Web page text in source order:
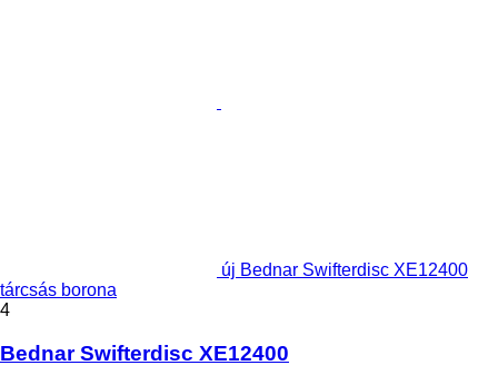
új Bednar Swifterdisc XE12400
tárcsás borona
4
Bednar Swifterdisc XE12400